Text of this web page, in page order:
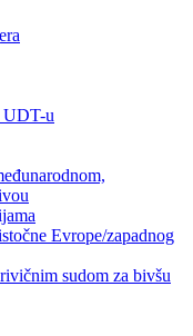
UDT-u
Evrope/zapadnog
sudom za bivšu